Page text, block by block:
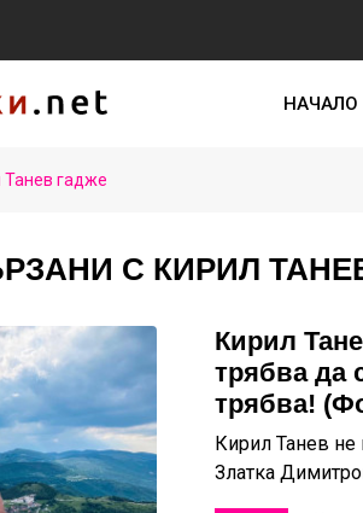
НАЧАЛО
Танев гадже
С КИРИЛ
Кирил
трябва да
трябва!
Кирил Танев не
Златка